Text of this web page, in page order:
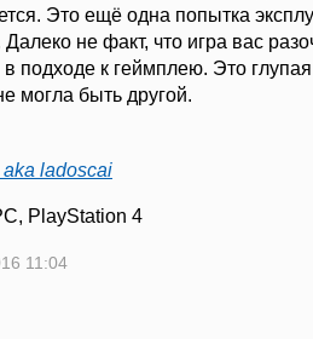
Это ещё одна попытка
Далеко не факт, что игра вас
в подходе к геймплею. Это
могла быть другой.
ladoscai
PlayStation 4
11:04